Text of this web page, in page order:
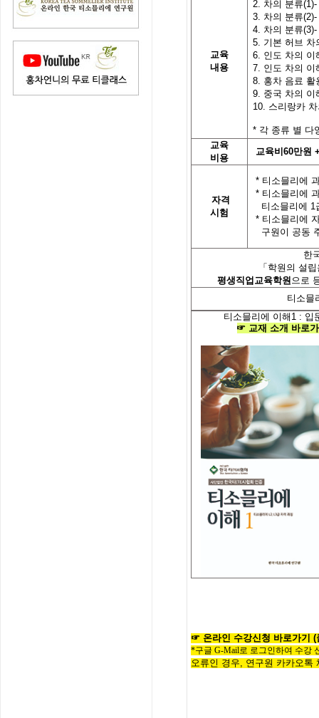
교육
내용
2. 차의 분류
3. 차의 분류
4. 차의 분류
5. 기본 허브 차
6. 인도 차의 이
7. 인도 차의 이
8. 홍차 음료 활
9. 중국 차의 이
10. 스리랑카
* 각 종류 별 다
교육
비용
교육비 60만원
자격
시험
* 티소믈리에
* 티소믈리에
티소믈리에 1
* 티소믈리에
구원이 공동
한
「학원의 설
평생직업교육학원으로
티소믈
티소믈리에 이해 1 : 입
☞ 교재 소개 바로
☞ 온라인 수강신청 바로가기 (
*구글 G-Mail로 로그인하여 수강
오류인 경우, 연구원 카카오톡